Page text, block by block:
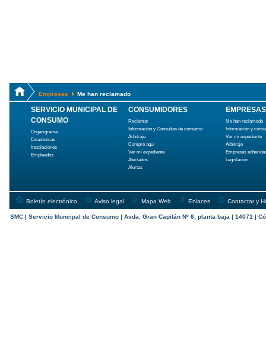
Empresas Me han reclamado
SERVICIO MUNICIPAL DE
CONSUMO
Organigrama
Estadísticas
Instalaciones
Empleados
CONSUMIDORES
Reclamar
Información y Consultas de consumo
Arbitraje
Compre aquí
Ver mi expediente
Afectados
Alertas
EMPRESAS
Me han reclamado
Información y
Ver mi expediente
Arbitraje
Empresas
Legislación
Boletín electrónico Aviso legal Mapa Web Enlaces Contactar y
SMC | Servicio Muncipal de Consumo | Avda. Gran Capitán Nº 6, planta baja | 14071 |